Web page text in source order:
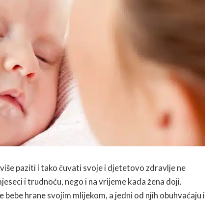
paziti i tako čuvati svoje i djetetovo zdravlje ne
i trudnoću, nego i na vrijeme kada žena doji.
bebe hrane svojim mlijekom, a jedni od njih obuhvaćaju i